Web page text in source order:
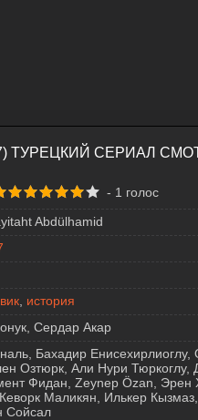
ТУРЕЦКИЙ СЕРИАЛ
- 1 голос
Abdülhamid
история
Сердар Акар
Бахадир Енисехирлиоглу,
Озтюрк, Али Нури Тюркоглу,
Фидан, Zeynep Özan, Эрен
Маликян, Илькер
Сойсал